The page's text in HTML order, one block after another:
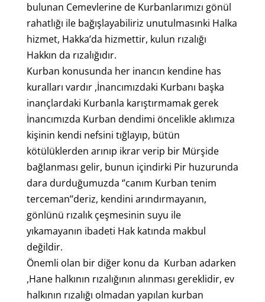
bulunan Cemevlerine de Kurbanlarımızı gönül
rahatlığı ile bağışlayabiliriz unutulmasınki Halka
hizmet, Hakka’da hizmettir, kulun rızalığı
Hakkın da rızalığıdır.
Kurban konusunda her inancın kendine has
kuralları vardır ,İnancımızdaki Kurbanı başka
inançlardaki Kurbanla karıştırmamak gerek
İnancımızda Kurban dendimi öncelikle aklımıza
kişinin kendi nefsini tığlayıp, bütün
kötülüklerden arınıp ikrar verip bir Mürşide
bağlanması gelir, bunun içindirki Pir huzurunda
dara durduğumuzda ‘’canım Kurban tenim
terceman’’deriz, kendini arındırmayanın,
gönlünü rızalık çeşmesinin suyu ile
yıkamayanın ibadeti Hak katında makbul
değildir.
Önemli olan bir diğer konu da Kurban adarken
,Hane halkının rızalığının alınması gereklidir, ev
halkının rızalığı olmadan yapılan kurban